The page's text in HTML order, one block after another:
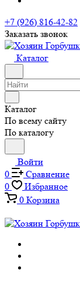
+7 (926) 816-42-82
Заказать звонок
Каталог
Каталог
По всему сайту
По каталогу
Войти
0
Сравнение
0
Избранное
0 Корзина